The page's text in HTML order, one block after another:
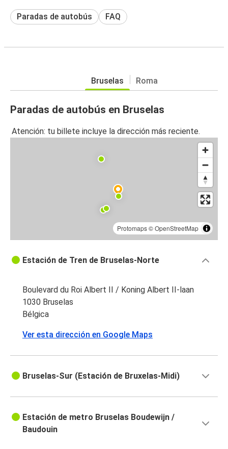
Paradas de autobús FAQ
Bruselas Roma
Paradas de autobús en Bruselas
Atención: tu billete incluye la dirección más reciente.
Protomaps©OpenStreetMap
Estación de Tren de Bruselas-Norte
Boulevard du Roi Albert II / Koning Albert II-laan
1030 Bruselas
Bélgica
Ver esta dirección en Google Maps
Bruselas-Sur (Estación de Bruxelas-Midi)
Estación de metro Bruselas Boudewijn /
Baudouin